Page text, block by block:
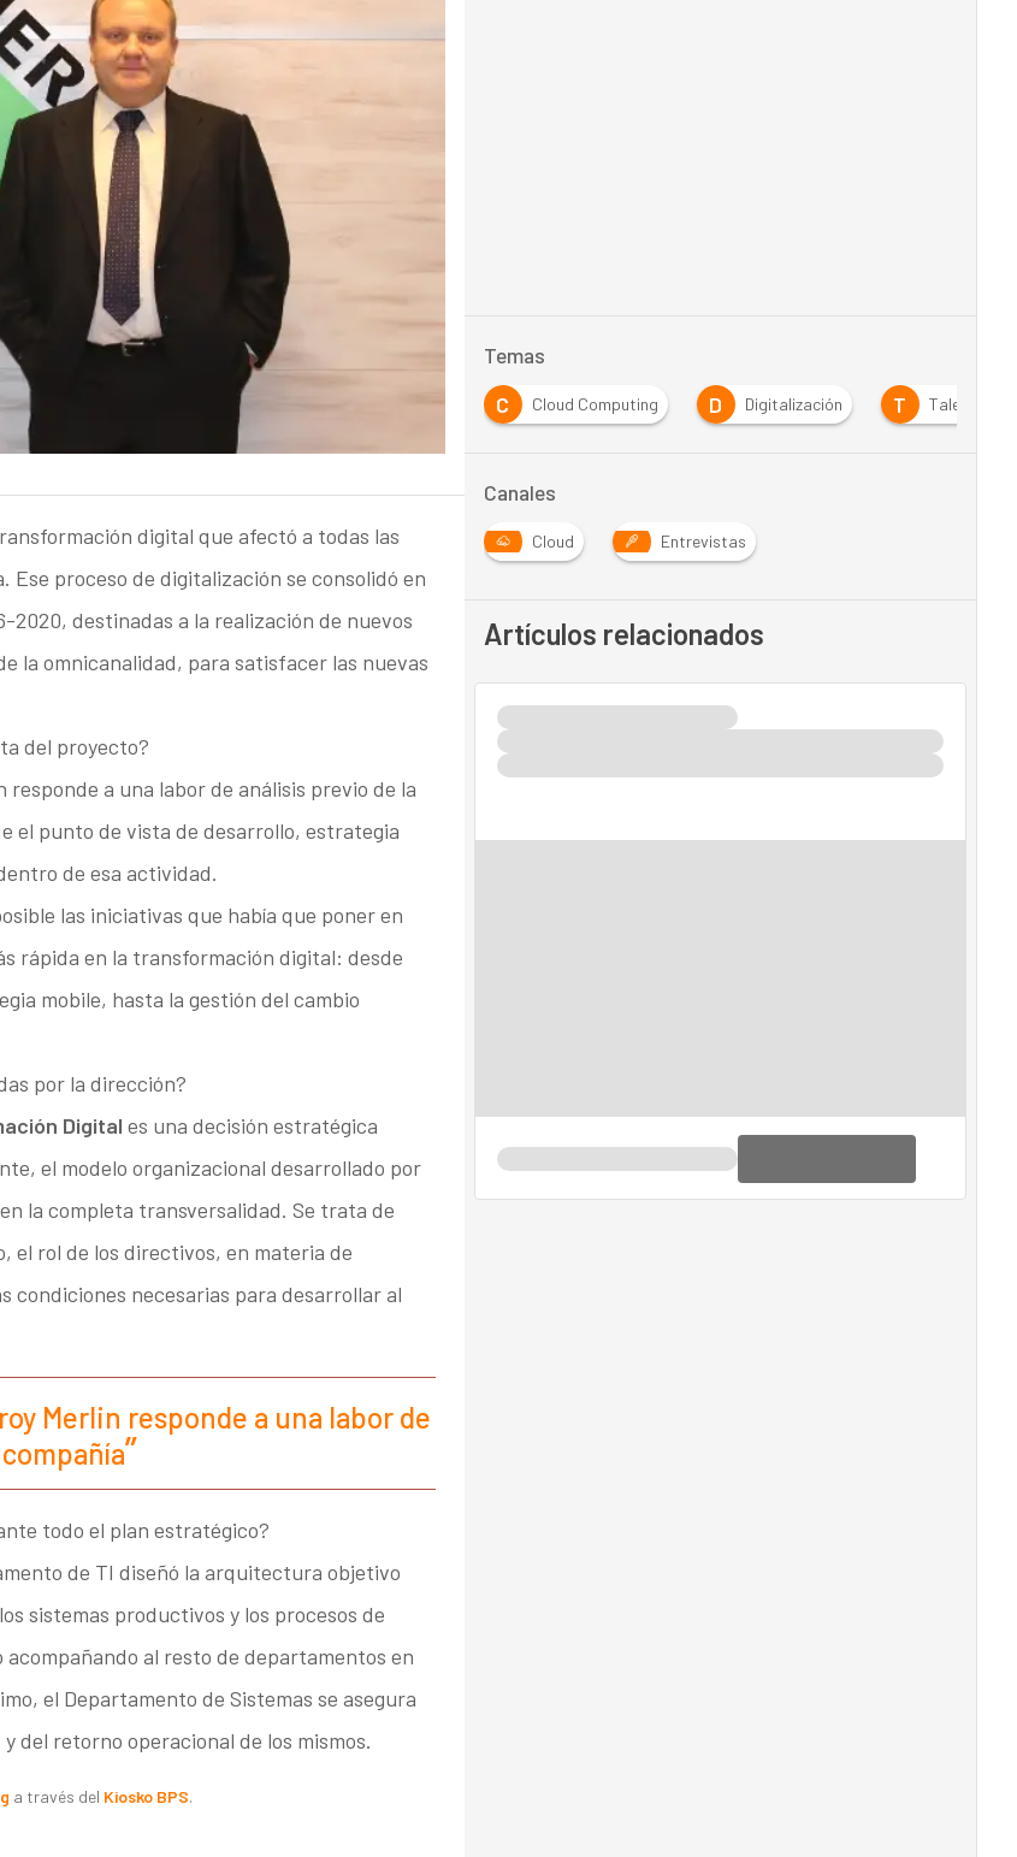
digital que afectó a todas las
Ese proceso de digitalización se consolidó en
2020, destinadas a la realización de nuevos
la omnicanalidad, para satisfacer las nuevas
del proyecto?
a una labor de análisis previo de la
el punto de vista de desarrollo, estrategia
de esa actividad.
las iniciativas que había que poner en
rápida en la transformación digital: desde
mobile, hasta la gestión del cambio
por la dirección?
Digital es una decisión estratégica
el modelo organizacional desarrollado por
la completa transversalidad. Se trata de
el rol de los directivos, en materia de
condiciones necesarias para desarrollar al
Merlin responde a una labor de
todo el plan estratégico?
de TI diseñó la arquitectura objetivo
sistemas productivos y los procesos de
al resto de departamentos en
el Departamento de Sistemas se asegura
del retorno operacional de los mismos.
a través del Kiosko BPS.
Temas
Cloud C Cloud Computing D Digitalización T Talento
Canales
Cloud Entrevistas
Artículos relacionados